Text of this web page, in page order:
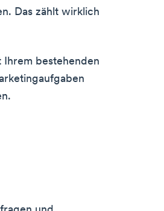
Das zählt wirklich
Ihrem bestehenden